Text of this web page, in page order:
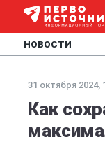
НОВОСТИ
31 октября 2024,
Как